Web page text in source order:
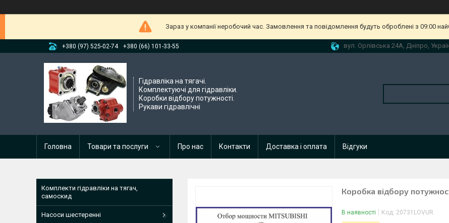
Зараз у компанії неробочий час. Замовлення та повідомлення будуть оброблені з 09:00
+380 (97) 525-02-74 +380 (66) 101-33-55 вул. Орлівська 24А, Дніпро,
Гідравліка на тягачі.
Комплектуючі для гідравліки.
Коробки відбору потужності.
Рукави гідравлічні
Головна Товари та послуги Про нас Контакти Доставка і оплата Відгуки
Коробка відбору
В наявності Код: 20731LOVUR
Комплекти гідравліки на тягач,
самоскид
Насоси шестеренні